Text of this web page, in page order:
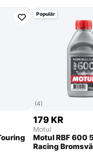
Populär
(4)
179 KR
Motul
Motul RBF 600
Racing